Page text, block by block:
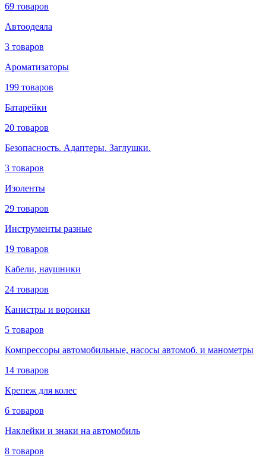
69 товаров
Автоодеяла
3 товаров
Ароматизаторы
199 товаров
Батарейки
20 товаров
Безопасность. Адаптеры. Заглушки.
3 товаров
Изоленты
29 товаров
Инструменты разные
19 товаров
Кабели, наушники
24 товаров
Канистры и воронки
5 товаров
Компрессоры автомобильные, насосы автомоб. и манометры
14 товаров
Крепеж для колес
6 товаров
Наклейки и знаки на автомобиль
8 товаров